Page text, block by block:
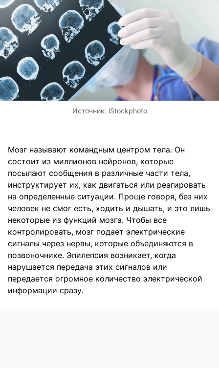
Источник: iStockphoto
Мозг называют командным центром тела. Он
состоит из миллионов нейронов, которые
посылают сообщения в различные части тела,
инструктирует их, как двигаться или реагировать
на определенные ситуации. Проще говоря, без них
человек не смог есть, ходить и дышать, и это лишь
некоторые из функций мозга. Чтобы все
контролировать, мозг подает электрические
сигналы через нервы, которые объединяются в
позвоночнике. Эпилепсия возникает, когда
нарушается передача этих сигналов или
передается огромное количество электрической
информации сразу.